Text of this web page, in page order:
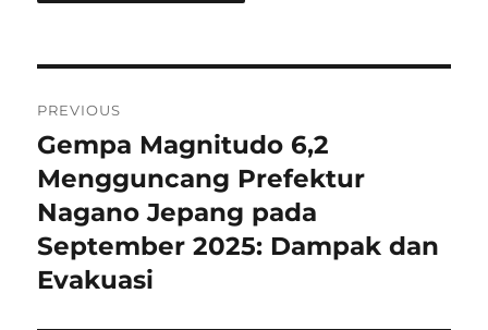
pos
PREVIOUS
Previous
post:
Gempa Magnitudo 6,2
Mengguncang Prefektur
Nagano Jepang pada
September 2025: Dampak dan
Evakuasi